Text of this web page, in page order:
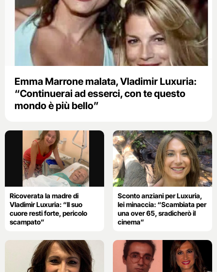
Emma Marrone malata, Vladimir Luxuria:
“Continuerai ad esserci, con te questo
mondo è più bello”
Ricoverata la madre di
Vladimir Luxuria: “Il suo
cuore resti forte, pericolo
scampato”
Sconto anziani per Luxuria,
lei minaccia: “Scambiata per
una over 65, sradicherò il
cinema”